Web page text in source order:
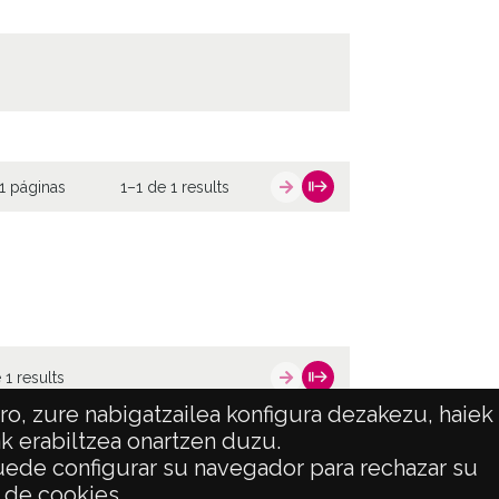
zure nabigatzailea konfigura dezakezu, haiek
erabiltzea onartzen duzu.
configurar su navegador para rechazar su
páginas 1–1 de 1 results
1 results
ATENCIÓN CIUDADANA